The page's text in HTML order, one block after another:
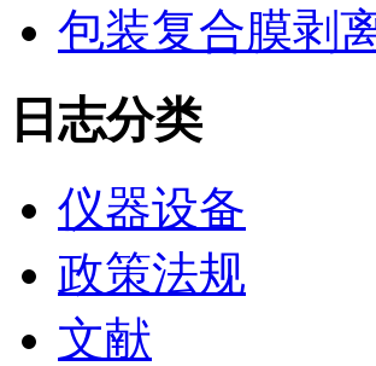
包装复合膜剥
日志分类
仪器设备
政策法规
文献